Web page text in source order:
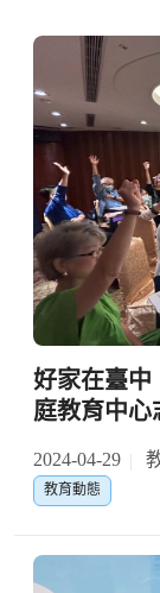
好家在臺
庭教育中心
2024-04-29
教育動態